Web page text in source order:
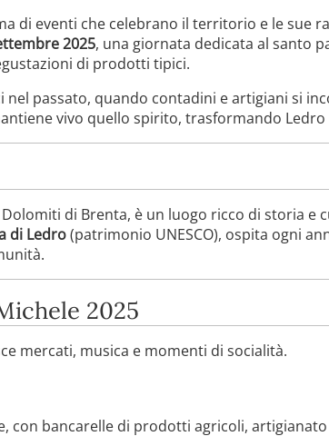
di eventi che celebrano il territorio e le sue
2025, una giornata dedicata al santo
di prodotti tipici.
passato, quando contadini e artigiani si
vivo quello spirito, trasformando
di Brenta, è un luogo ricco di storia e
di Ledro(patrimonio UNESCO), ospita ogni
2025
mercati, musica e momenti di socialità.
con bancarelle di prodotti agricoli,